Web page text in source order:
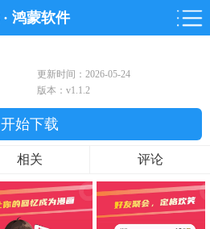
· 鸿蒙软件
更新时间：2026-05-24
版本：v1.1.2
开始下载
相关 评论